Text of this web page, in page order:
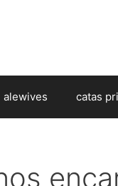
alewives catas